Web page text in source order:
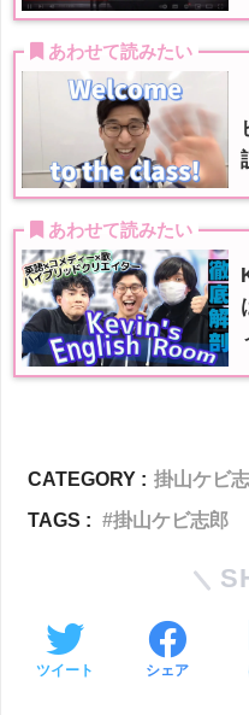
あわせて読みたい
あわせて読みたい
CATEGORY : 掛山ケビ
TAGS :
掛山ケビ志郎
ツイート シェア